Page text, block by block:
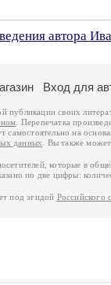
автора
Вход для
публикации своих
. Перепечатка
самостоятельно на
данных . Вы также
которые в
по две цифры:
под эгидой Российского